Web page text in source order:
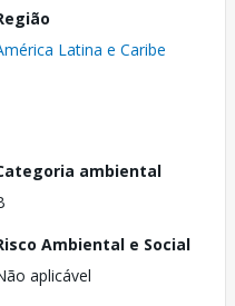
Latina e Caribe
ambiental
Ambiental e Social
aplicável